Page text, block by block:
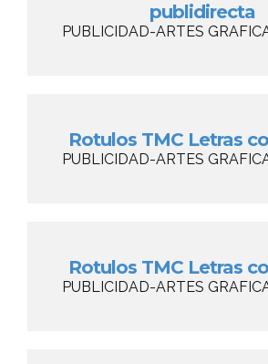
publidirecta
PUBLICIDAD-ARTES
Rotulos TMC Letras
PUBLICIDAD-ARTES
Rotulos TMC Letras
PUBLICIDAD-ARTES